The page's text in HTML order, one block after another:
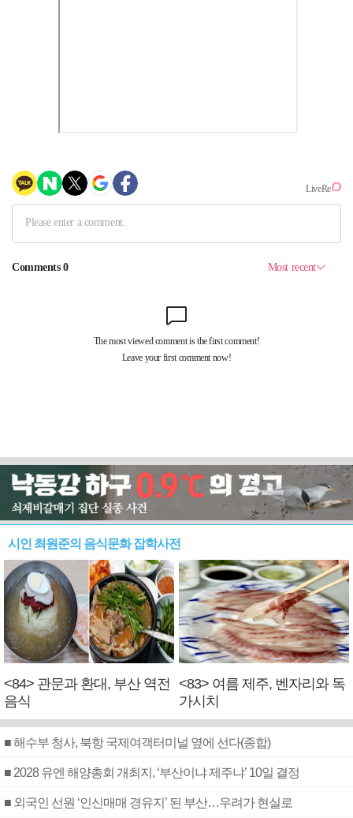
시인 최원준의 음식문화 잡학사전
<84> 관문과 환대, 부산 역전
음식
<83> 여름 제주, 벤자리와 독
가시치
■ 해수부 청사, 북항 국제여객터미널 옆에 선다(종합)
■ 2028 유엔 해양총회 개최지, ‘부산이냐 제주냐’ 10일 결정
■ 외국인 선원 ‘인신매매 경유지’ 된 부산…우려가 현실로